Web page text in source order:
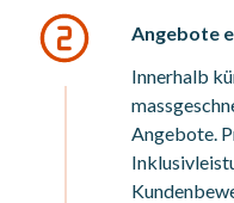
Angebote
Innerhalb
Angebote.